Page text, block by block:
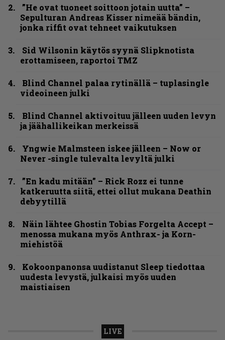
”He ovat tuoneet soittoon jotain uutta” –
Sepulturan Andreas Kisser nimeää bändin,
jonka riffit ovat tehneet vaikutuksen
Sid Wilsonin käytös syynä Slipknotista
erottamiseen, raportoi TMZ
Blind Channel palaa rytinällä – tuplasingle
videoineen julki
Blind Channel aktivoituu jälleen uuden levyn
ja jäähallikeikan merkeissä
Yngwie Malmsteen iskee jälleen – Now or
Never -single tulevalta levyltä julki
”En kadu mitään” – Rick Rozz ei tunne
katkeruutta siitä, ettei ollut mukana Deathin
debyytillä
Näin lähtee Ghostin Tobias Forgelta Accept –
menossa mukana myös Anthrax- ja Korn-
miehistöä
Kokoonpanonsa uudistanut Sleep tiedottaa
uudesta levystä, julkaisi myös uuden
maistiaisen
LIVE